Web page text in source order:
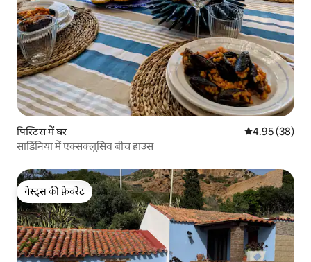
पिस्टिस में घर औसत रेटिंग 5 में
4.95 (38)
सार्डिनिया में एक्सक्लूसिव बीच हाउस
गेस्ट्स की फ़ेवरेट
गेस्ट्स की फ़ेवरेट